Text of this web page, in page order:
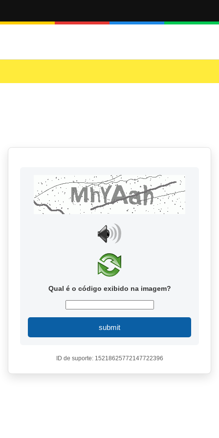
Qual é o código exibido na imagem?
submit
ID de suporte: 15218625772147722396